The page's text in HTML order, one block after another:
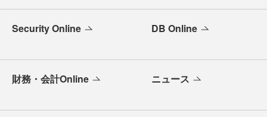
Security Online DB Online
財務・会計Online ニュース